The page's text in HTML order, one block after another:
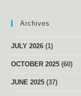
Archives
JULY 2026 (1)
OCTOBER 2025 (60)
JUNE 2025 (37)